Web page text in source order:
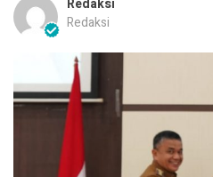
Redaksi
Redaksi